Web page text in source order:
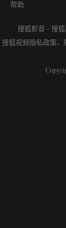
帮助
搜狐影音 - 搜
搜狐视频隐私政策、